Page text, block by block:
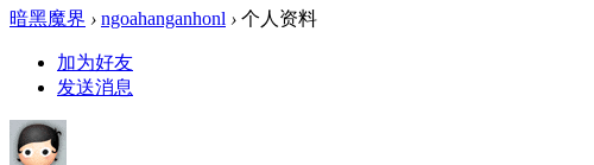
暗黑魔界 › ngoahanganhonl › 个人资料
加为好友
发送消息